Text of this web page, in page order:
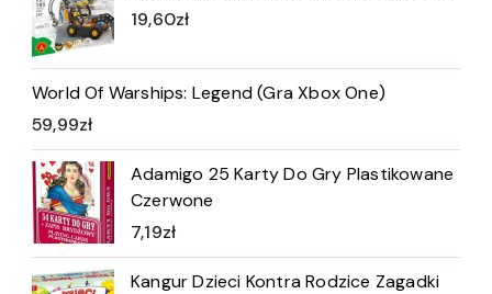
19,60zł
World Of Warships: Legend (Gra Xbox One)
59,99zł
Adamigo 25 Karty Do Gry Plastikowane
Czerwone
7,19zł
Kangur Dzieci Kontra Rodzice Zagadki